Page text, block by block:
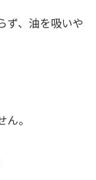
ず、油を吸いや
。